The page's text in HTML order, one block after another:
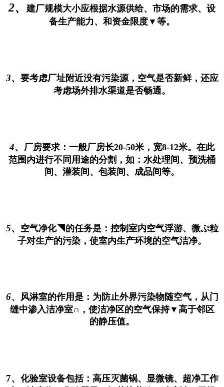
2、
建厂规模大小应根据水源供给、市场的需求、设
备生产能力、和资金限度▼等。
3、 要考虑厂址附近没有污染源，空气是否新鲜，还应
考虑场外排水渠道是否畅通。
4、 厂房要求：一般厂房长20-50米，宽8-12米。在此
范围内进行不同用途的分割，如：水处理间、预洗桶
间、灌装间、包装间、成品间等。
5、 空气净化◥的任务是：控制室内空气浮游、微ぷ粒
子对生产的污染，使室内生产环境的空气洁净。
6、
风淋室的作用是：为防止外界污染物随空气，从门
缝中渗入洁净室∩，使洁净区的空气保持▼高于邻区
的静压值。
7、 化验室设备包括：高压灭菌锅、显微镜、超净工作